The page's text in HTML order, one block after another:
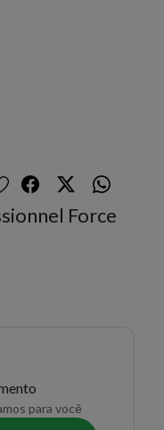
Force
para você